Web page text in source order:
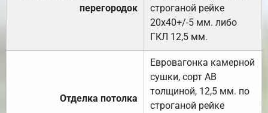
перегородок
строганой рейке
20х40+/-5 мм. либо
ГКЛ 12,5 мм.
Отделка потолка
Евровагонка камерной
сушки, сорт АВ
толщиной, 12,5 мм. по
строганой рейке